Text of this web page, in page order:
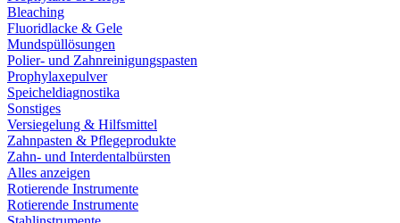
Bleaching
Fluoridlacke & Gele
Mundspüllösungen
Polier- und Zahnreinigungspasten
Prophylaxepulver
Speicheldiagnostika
Sonstiges
Versiegelung & Hilfsmittel
Zahnpasten & Pflegeprodukte
Zahn- und Interdentalbürsten
Alles anzeigen
Rotierende Instrumente
Rotierende Instrumente